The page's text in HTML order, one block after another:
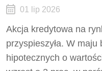
01 lip 2026
Akcja kredytowa na
przyspieszyła. W maju
hipotecznych o